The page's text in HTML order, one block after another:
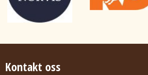
Kontakt oss